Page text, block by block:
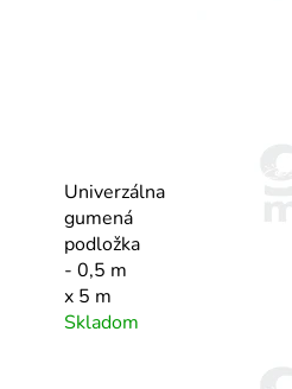
Univerzálna
gumená
podložka
- 0,5 m
x 5 m
Skladom